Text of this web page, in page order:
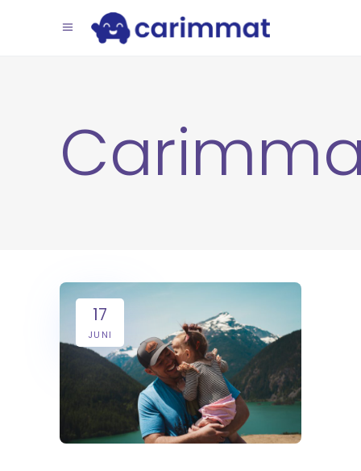
17
JUNI